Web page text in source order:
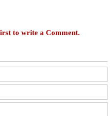
to write a Comment.